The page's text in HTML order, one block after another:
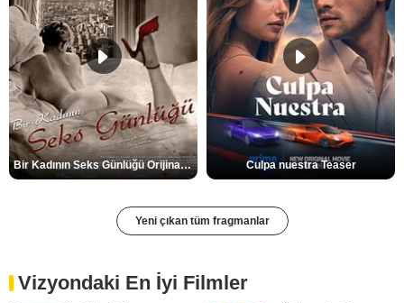
Bir Kadının Seks Günlüğü Orijinal Fragman Culpa nuestra Teaser
Yeni çıkan tüm fragmanlar
Vizyondaki En İyi Filmler